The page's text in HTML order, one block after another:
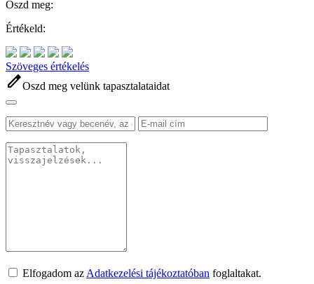
Oszd meg:
Értékeld:
Szöveges értékelés
editOszd meg velünk tapasztalataidat
Elfogadom az Adatkezelési tájékoztatóban foglaltakat.